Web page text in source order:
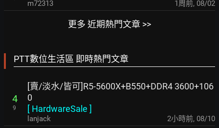
m72313 1周前, 08/02
更多 近期熱門文章 >>
PTT數位生活區 即時熱門文章
4
9
[賣/淡水/皆可]R5-5600X+B550+DDR4 3600+106
0
[ HardwareSale ]
lanjack 2小時前, 08/10